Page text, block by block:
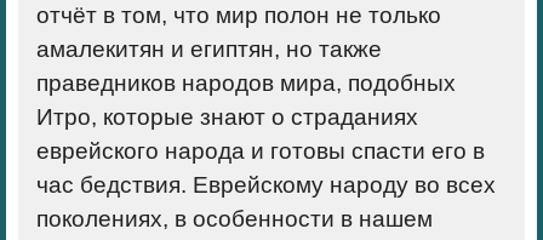
отчёт в том, что мир полон не только
амалекитян и египтян, но также
праведников народов мира, подобных
Итро, которые знают о страданиях
еврейского народа и готовы спасти его в
час бедствия. Еврейскому народу во всех
поколениях, в особенности в нашем